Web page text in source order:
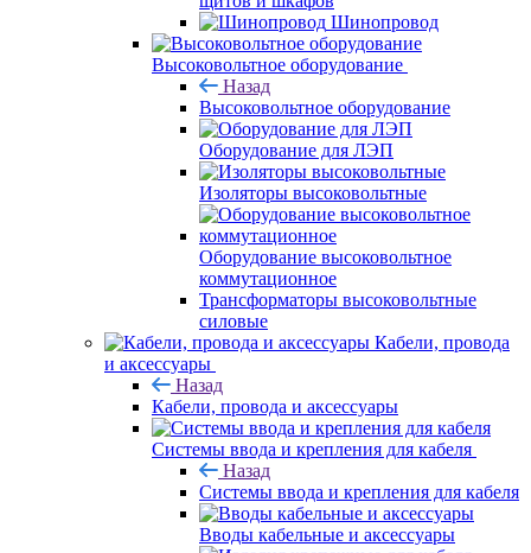
Шинопровод
Высоковольтное оборудование
Назад
Высоковольтное оборудование
Оборудование для ЛЭП
Изоляторы высоковольтные
Оборудование высоковольтное
коммутационное
Трансформаторы высоковольтные
силовые
Кабели, провода
и аксессуары
Назад
Кабели, провода и аксессуары
Системы ввода и крепления для кабеля
Назад
Системы ввода и крепления для кабеля
Вводы кабельные и аксессуары